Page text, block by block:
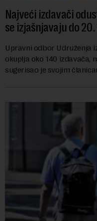
Najveći izdavači
se izjašnjavaju do
Upravni odbor Udruženja
okuplja oko 140 izdavača,
sugerisao je svojim